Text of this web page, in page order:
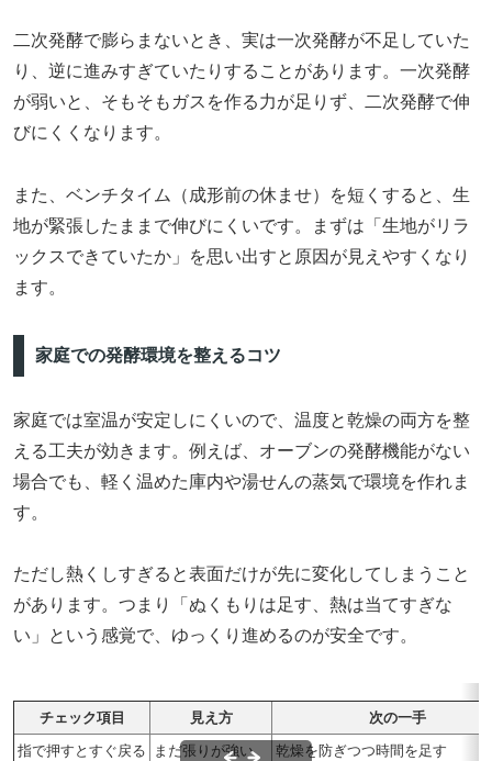
二次発酵で膨らまないとき、実は一次発酵が不足していた
り、逆に進みすぎていたりすることがあります。一次発酵
が弱いと、そもそもガスを作る力が足りず、二次発酵で伸
びにくくなります。
また、ベンチタイム（成形前の休ませ）を短くすると、生
地が緊張したままで伸びにくいです。まずは「生地がリラ
ックスできていたか」を思い出すと原因が見えやすくなり
ます。
家庭での発酵環境を整えるコツ
家庭では室温が安定しにくいので、温度と乾燥の両方を整
える工夫が効きます。例えば、オーブンの発酵機能がない
場合でも、軽く温めた庫内や湯せんの蒸気で環境を作れま
す。
ただし熱くしすぎると表面だけが先に変化してしまうこと
があります。つまり「ぬくもりは足す、熱は当てすぎな
い」という感覚で、ゆっくり進めるのが安全です。
チェック項目 見え方
次の一手
指で押すとすぐ戻る
まだ張りが強い
乾燥を防ぎつつ時間を足す